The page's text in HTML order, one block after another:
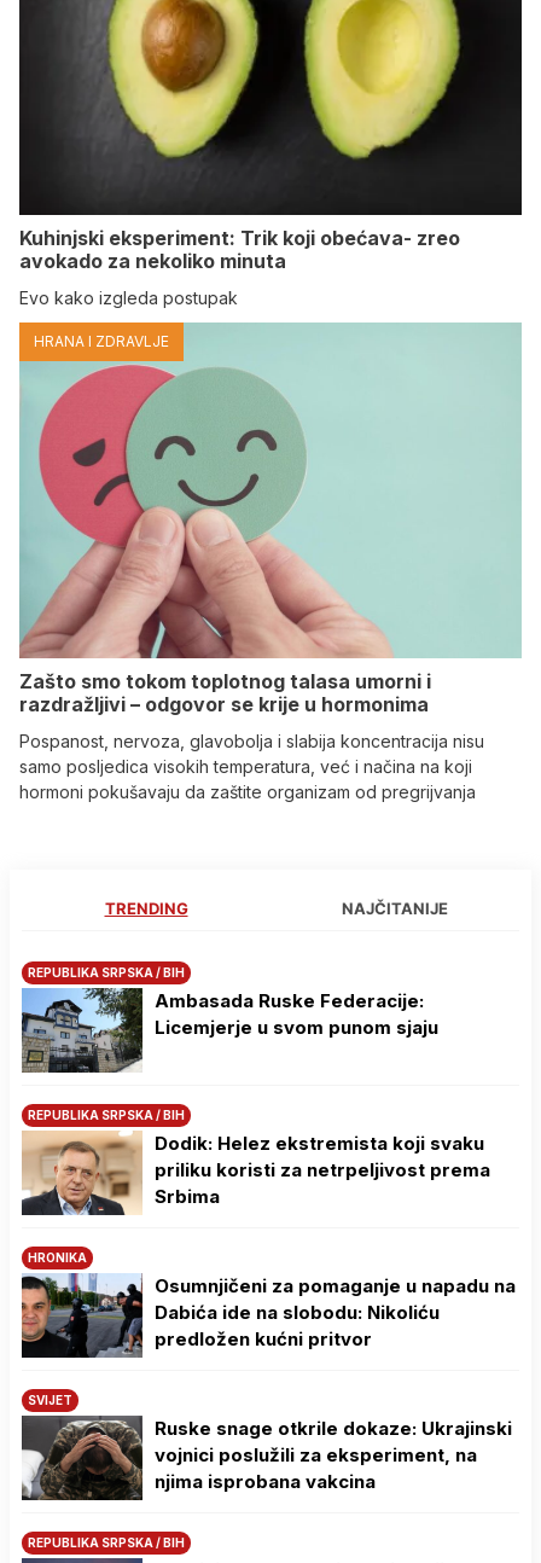
Kuhinjski eksperiment: Trik koji obećava- zreo
avokado za nekoliko minuta
Evo kako izgleda postupak
HRANA I ZDRAVLJE
Zašto smo tokom toplotnog talasa umorni i
razdražljivi – odgovor se krije u hormonima
Pospanost, nervoza, glavobolja i slabija koncentracija nisu
samo posljedica visokih temperatura, već i načina na koji
hormoni pokušavaju da zaštite organizam od pregrijvanja
TRENDING NAJČITANIJE
REPUBLIKA SRPSKA / BIH
Ambasada Ruske Federacije:
Licemjerje u svom punom sjaju
REPUBLIKA SRPSKA / BIH
Dodik: Helez ekstremista koji svaku
priliku koristi za netrpeljivost prema
Srbima
HRONIKA
Osumnjičeni za pomaganje u napadu na
Dabića ide na slobodu: Nikoliću
predložen kućni pritvor
SVIJET
Ruske snage otkrile dokaze: Ukrajinski
vojnici poslužili za eksperiment, na
njima isprobana vakcina
REPUBLIKA SRPSKA / BIH